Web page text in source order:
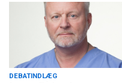
DEBATINDLÆG